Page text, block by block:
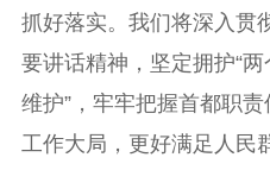
抓好落实。我们将深入贯
要讲话精神，坚定拥护“
维护”，牢牢把握首都职
工作大局，更好满足人民